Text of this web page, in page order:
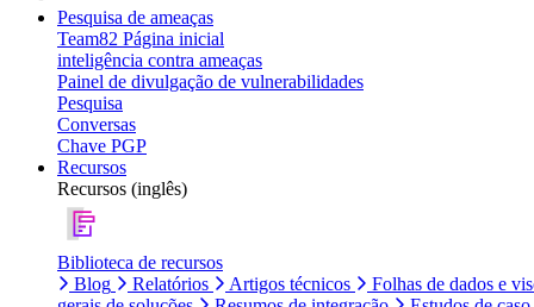
Pesquisa de ameaças
Team82 Página inicial
inteligência contra ameaças
Painel de divulgação de vulnerabilidades
Pesquisa
Conversas
Chave PGP
Recursos
Recursos (inglês)
Biblioteca de recursos
Blog
Relatórios Artigos técnicos
Folhas de dados e